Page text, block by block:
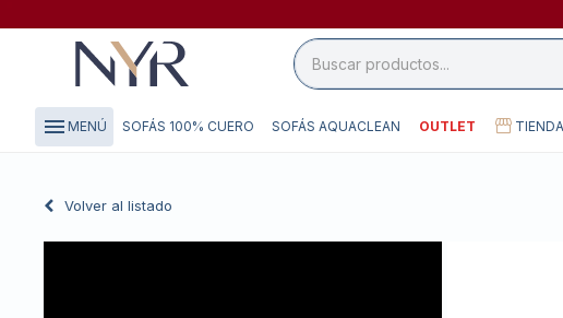
menu MENÚ SOFÁS 100% CUERO SOFÁS AQUACLEAN OUTLET
Volver al listado
close